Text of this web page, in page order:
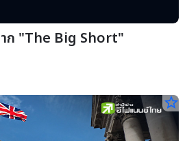
ก "The Big Short"
star_border